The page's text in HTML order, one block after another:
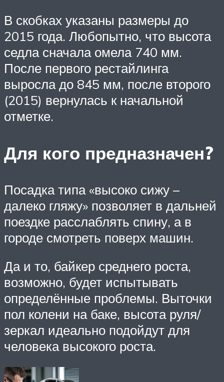
В скобках указаны размеры до
2015 года. Любопытно, что высота
седла сначала омела 740 мм.
После первого рестайлинга
выросла до 845 мм, после второго
(2015) вернулась к начальной
отметке.
Для кого предназначен?
Посадка типа «высоко сижу –
далеко гляжу» позволяет в дальней
поездке расслаблять спину, а в
городе смотреть поверх машин.
Да и то, байкер среднего роста,
возможно, будет испытывать
определённые проблемы. Выточки
пол колени на баке, высота руля/
зеркал идеально подойдут для
человека высокого роста.